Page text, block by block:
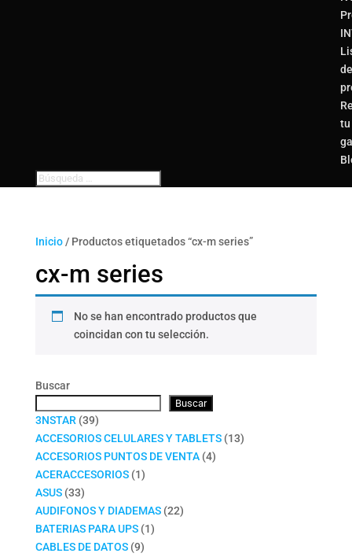
de
tu
Inicio/ Productos etiquetados “cx-m series”
cx-m series
No se han encontrado productos que
coincidan con tu selección.
Buscar
Buscar
3NSTAR 3939
productos
ACCESORIOS CELULARES Y TABLETS 1313
ACCESORIOS PUNTOS DE VENTA 44
ACERACCESORIOS 11
ASUS 3333
productos
AUDIFONOS Y DIADEMAS 2222
BATERIAS PARA UPS 11
CABLES DE DATOS 99